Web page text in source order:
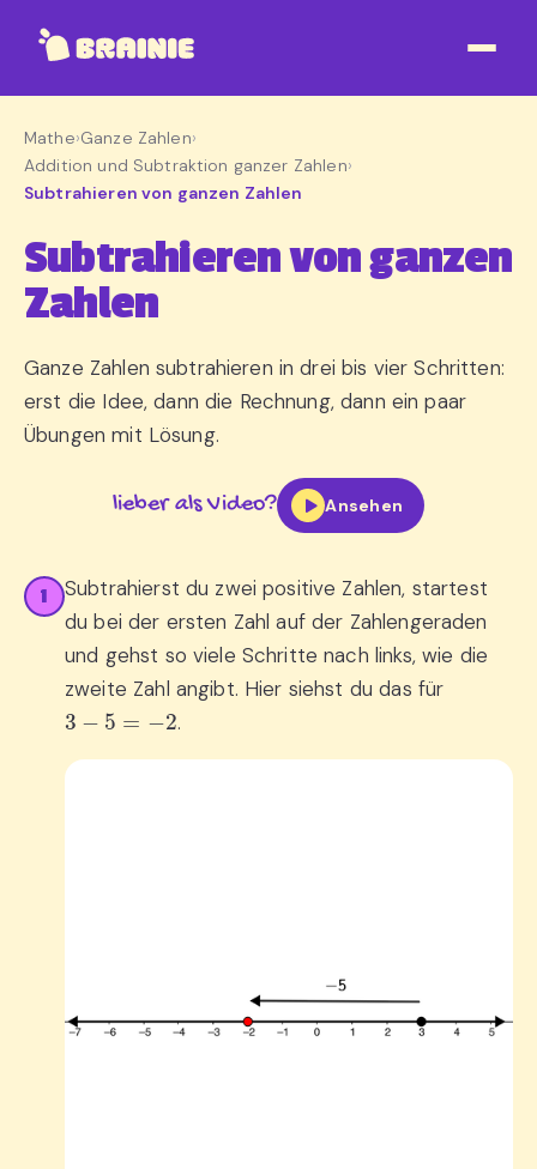
Mathe›Ganze Zahlen›
Addition und Subtraktion ganzer Zahlen›
Subtrahieren von ganzen Zahlen
Subtrahieren von ganzen
Zahlen
Ganze Zahlen subtrahieren in drei bis vier Schritten:
erst die Idee, dann die Rechnung, dann ein paar
Übungen mit Lösung.
lieber als Video? Ansehen
1
Subtrahierst du zwei positive Zahlen, startest
du bei der ersten Zahl auf der Zahlengeraden
und gehst so viele Schritte nach links, wie die
zweite Zahl angibt. Hier siehst du das für
3 = .